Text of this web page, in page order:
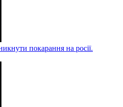
покарання на росії.